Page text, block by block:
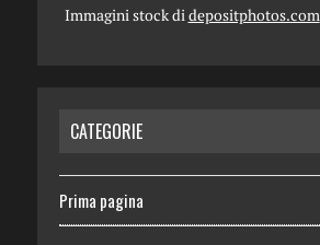
Immagini stock di depositphotos.com
CATEGORIE
Prima pagina